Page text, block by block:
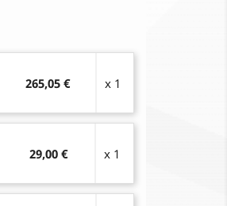
265,05 € x 1
29,00 € x 1